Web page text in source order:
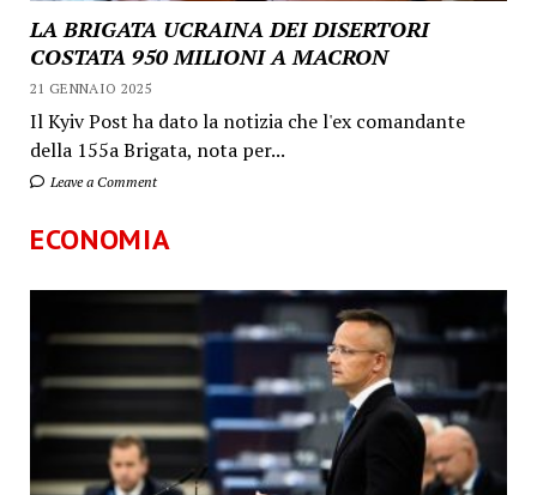
LA BRIGATA UCRAINA DEI DISERTORI
COSTATA 950 MILIONI A MACRON
21 GENNAIO 2025
Il Kyiv Post ha dato la notizia che l'ex comandante
della 155a Brigata, nota per...
Leave a Comment
ECONOMIA